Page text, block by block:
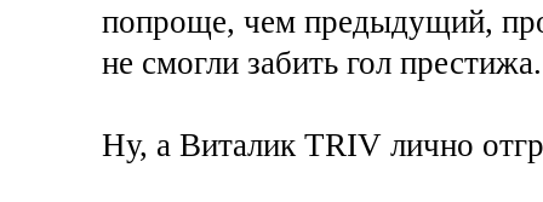
попроще, чем предыдущий,
не смогли забить гол престижа.
Ну, а Виталик TRIV лично